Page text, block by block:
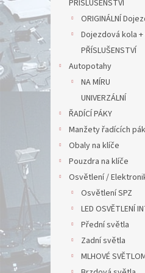
PŘÍSLUŠENSTVÍ
ORIGINÁLNÍ
Dojezdová kola
PŘÍSLUŠENSTVÍ
Autopotahy
NA MÍRU
UNIVERZÁLNÍ
ŘADÍCÍ PÁKY
Manžety řadících pák
Obaly na klíče
Pouzdra na klíče
Osvětlení /
Osvětlení SPZ
LED OSVĚTLENÍ
Přední světla
Zadní světla
MLHOVÉ